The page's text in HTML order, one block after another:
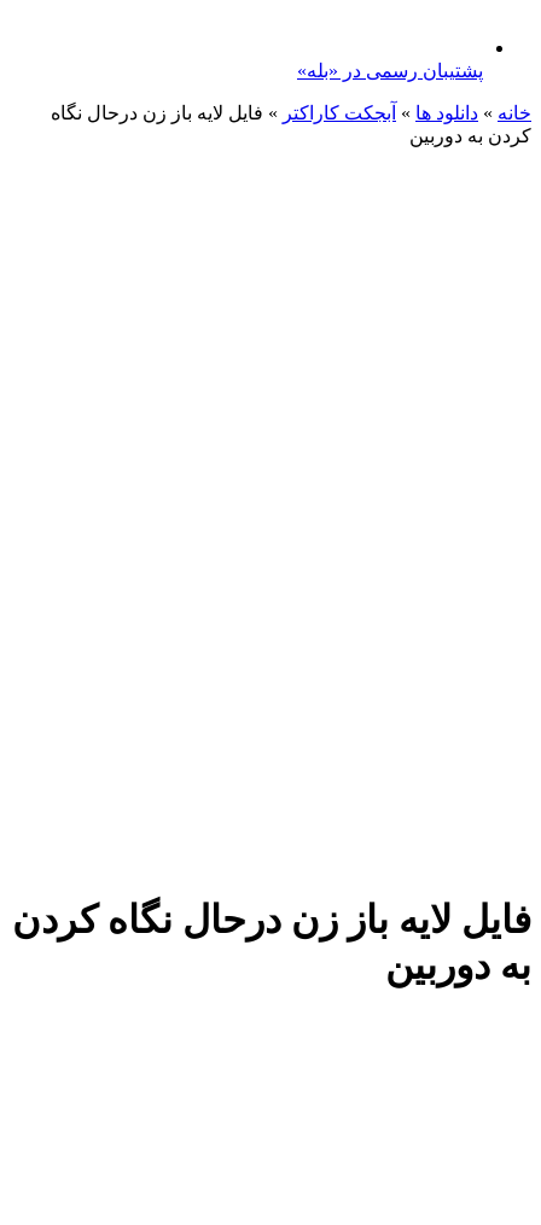
پشتیبان رسمی در «بله»
خانه » دانلود ها » آبجکت کاراکتر » فایل لایه باز زن درحال نگاه
کردن به دوربین
فایل لایه باز زن درحال نگاه کردن
به دوربین